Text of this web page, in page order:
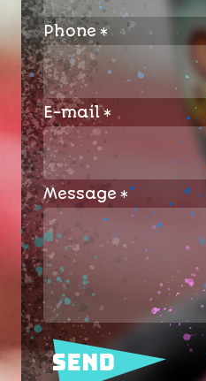
Phone
E-mail
Message
Send